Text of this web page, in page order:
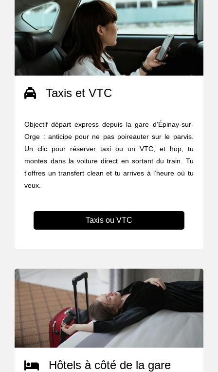
Taxis et VTC
Objectif départ express depuis la gare d'Épinay-sur-
Orge : anticipe pour ne pas poireauter sur le parvis.
Un clic pour réserver taxi ou un VTC, et hop, tu
montes dans la voiture direct en sortant du train. Tu
t'offres un transfert clean et tu arrives à l’heure où tu
veux.
Taxis ou VTC
Hôtels à côté de la gare